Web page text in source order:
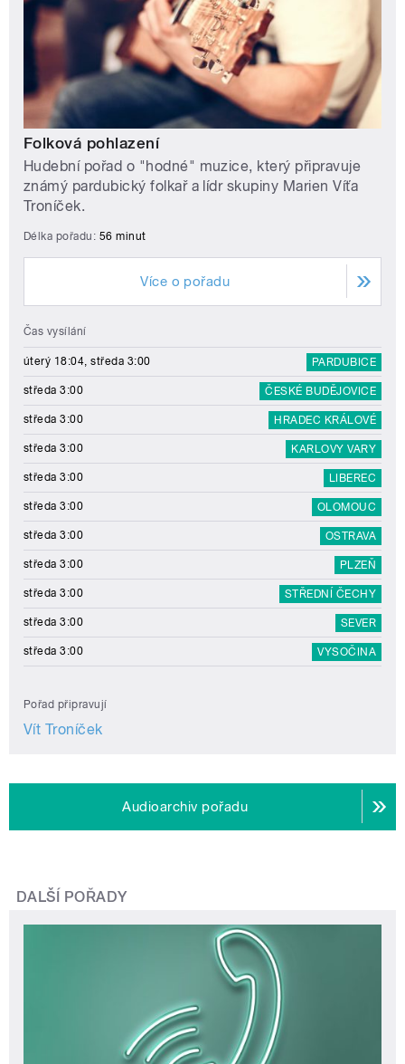
Folková pohlazení
Hudební pořad o "hodné" muzice, který připravuje
známý pardubický folkař a lídr skupiny Marien Víťa
Troníček.
Délka pořadu: 56 minut
Více o pořadu
Čas vysílání
úterý 18:04, středa 3:00 PARDUBICE
středa 3:00 ČESKÉ BUDĚJOVICE
středa 3:00 HRADEC KRÁLOVÉ
středa 3:00 KARLOVY VARY
středa 3:00 LIBEREC
středa 3:00 OLOMOUC
středa 3:00 OSTRAVA
středa 3:00 PLZEŇ
středa 3:00 STŘEDNÍ ČECHY
středa 3:00 SEVER
středa 3:00 VYSOČINA
Pořad připravují
Vít Troníček
Audioarchiv pořadu
DALŠÍ POŘADY